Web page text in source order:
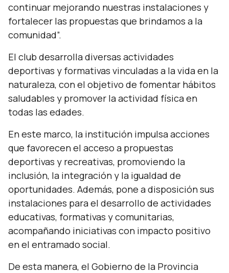
continuar mejorando nuestras instalaciones y
fortalecer las propuestas que brindamos a la
comunidad”.
El club desarrolla diversas actividades
deportivas y formativas vinculadas a la vida en la
naturaleza, con el objetivo de fomentar hábitos
saludables y promover la actividad física en
todas las edades.
En este marco, la institución impulsa acciones
que favorecen el acceso a propuestas
deportivas y recreativas, promoviendo la
inclusión, la integración y la igualdad de
oportunidades. Además, pone a disposición sus
instalaciones para el desarrollo de actividades
educativas, formativas y comunitarias,
acompañando iniciativas con impacto positivo
en el entramado social.
De esta manera, el Gobierno de la Provincia